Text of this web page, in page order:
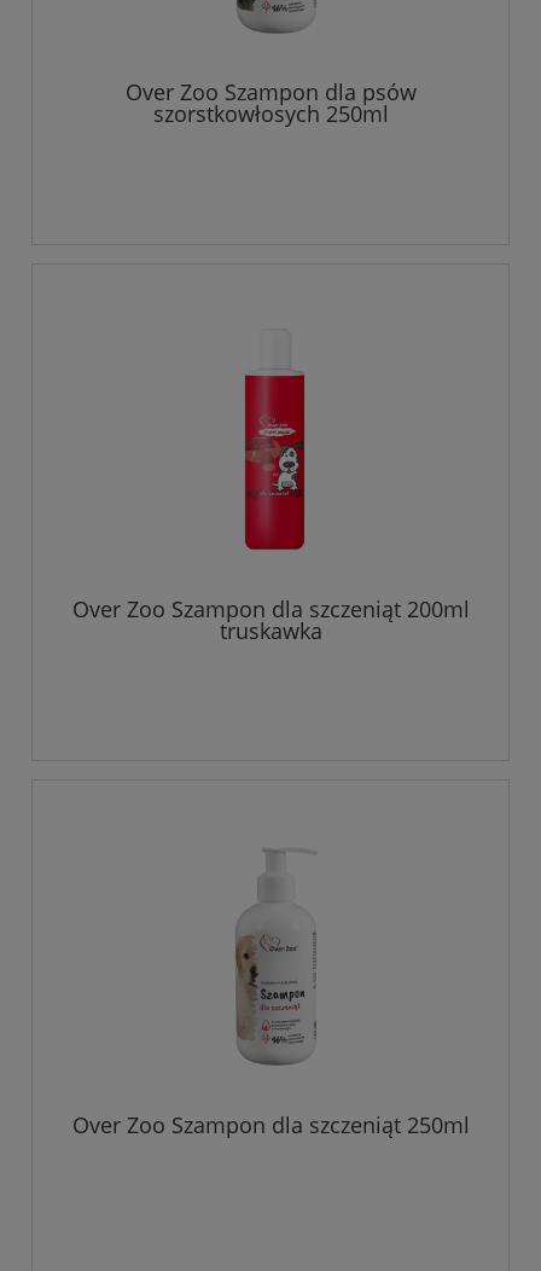
Over Zoo Szampon dla psów
szorstkowłosych 250ml
Over Zoo Szampon dla szczeniąt 200ml
truskawka
Over Zoo Szampon dla szczeniąt 250ml